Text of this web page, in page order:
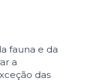
fauna e da
a
das